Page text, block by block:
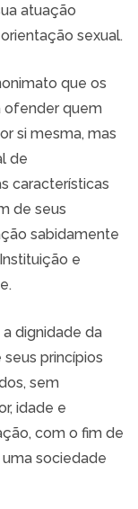
atuação
sexual.
que os
ofender quem
si mesma, mas
de
características
de seus
sabidamente
e
dignidade da
princípios
sem
idade e
com o fim de
sociedade